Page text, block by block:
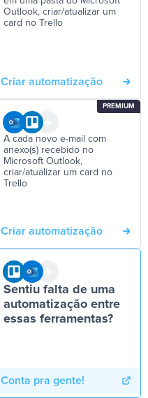
Outlook, criar/atualizar um
card no Trello
Criar automatização
PREMIUM
A cada novo e-mail com
anexo(s) recebido no
Microsoft Outlook,
criar/atualizar um card no
Trello
Criar automatização
Sentiu falta de uma
automatização entre
essas ferramentas?
Conta pra gente!